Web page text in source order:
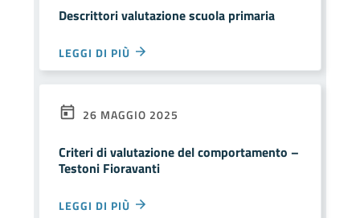
Descrittori valutazione scuola primaria
LEGGI DI PIÙ
26 MAGGIO 2025
Criteri di valutazione del comportamento –
Testoni Fioravanti
LEGGI DI PIÙ